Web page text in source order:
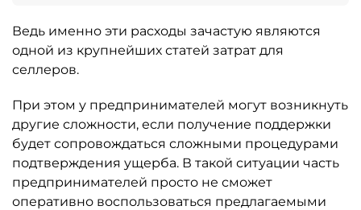
Ведь именно эти расходы зачастую являются
одной из крупнейших статей затрат для
селлеров.
При этом у предпринимателей могут возникнуть
другие сложности, если получение поддержки
будет сопровождаться сложными процедурами
подтверждения ущерба. В такой ситуации часть
предпринимателей просто не сможет
оперативно воспользоваться предлагаемыми